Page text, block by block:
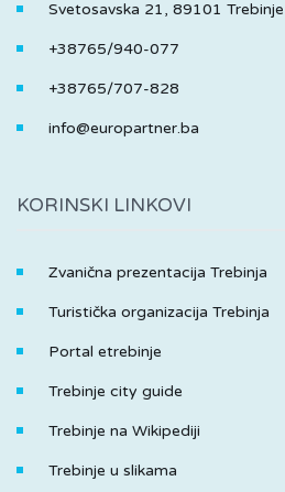
Svetosavska 21, 89101 Trebinje
+38765/940-077
+38765/707-828
info@europartner.ba
KORINSKI LINKOVI
Zvanična prezentacija Trebinja
Turistička organizacija Trebinja
Portal etrebinje
Trebinje city guide
Trebinje na Wikipediji
Trebinje u slikama